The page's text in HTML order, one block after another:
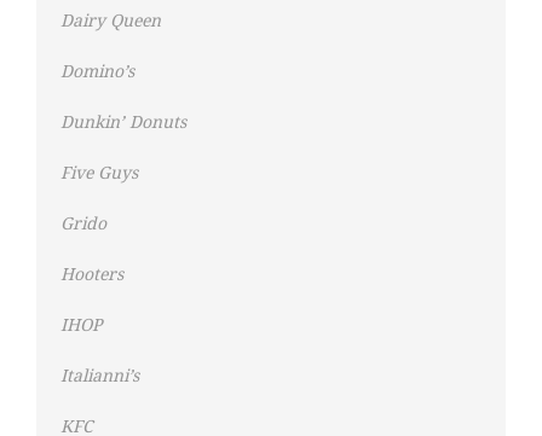
Dairy Queen
Domino’s
Dunkin’ Donuts
Five Guys
Grido
Hooters
IHOP
Italianni’s
KFC